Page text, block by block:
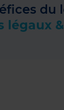
du
légaux &